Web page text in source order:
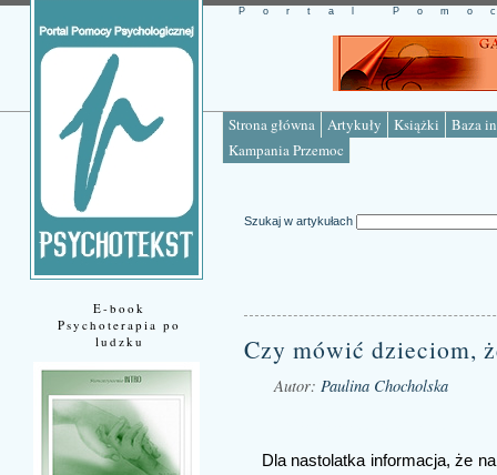
Strona główna Artykuły Książki
Baza
Kampania Przemoc
Portal
E-book
Psychoterapia po
ludzku
Szukaj w artykułach
Czy mówić dzieciom,
Autor: Paulina Chocholska
Dla nastolatka informacja, że